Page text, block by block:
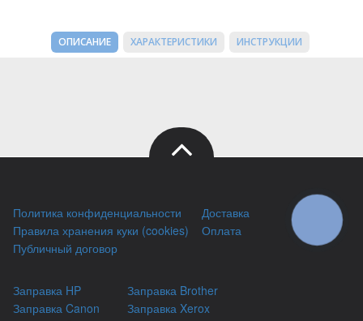
ОПИСАНИЕ ХАРАКТЕРИСТИКИ ИНСТРУКЦИИ
Политика конфиденциальности
Правила хранения куки (cookies)
Публичный договор
Доставка
Оплата
Заправка HP
Заправка Canon
Заправка Brother
Заправка Xerox